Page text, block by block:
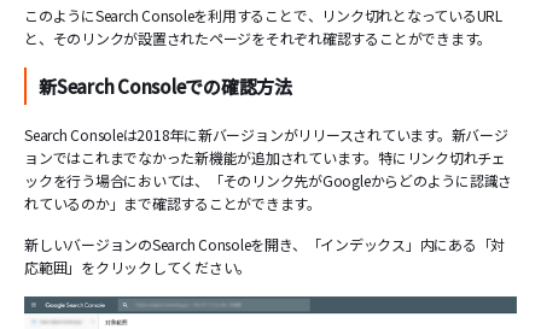
このようにSearch Consoleを利用することで、リンク切れとなっているURL
と、そのリンクが設置されたページをそれぞれ確認することができます。
新Search Consoleでの確認方法
Search Consoleは2018年に新バージョンがリリースされています。新バージ
ョンではこれまでなかった新機能が追加されています。特にリンク切れチェ
ックを行う場合においては、「そのリンク先がGoogleからどのように認識さ
れているのか」まで確認することができます。
新しいバージョンのSearch Consoleを開き、「インデックス」内にある「対
応範囲」をクリックしてください。